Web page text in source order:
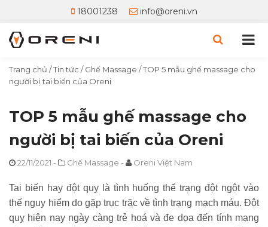
18001238 info@oreni.vn
Trang chủ /Tin tức /Ghế Massage /TOP 5 mẫu ghế massage cho
người bị tai biến của Oreni
TOP 5 mẫu ghế massage cho
người bị tai biến của Oreni
22/11/2021 - Ghế Massage - Oreni Việt Nam
Tai biến hay đột quỵ là tình huống thể trạng đột ngột vào
thế nguy hiểm do gặp trục trặc về tình trạng mạch máu. Đột
quỵ hiện nay ngày càng trẻ hoá và đe dọa đến tính mạng